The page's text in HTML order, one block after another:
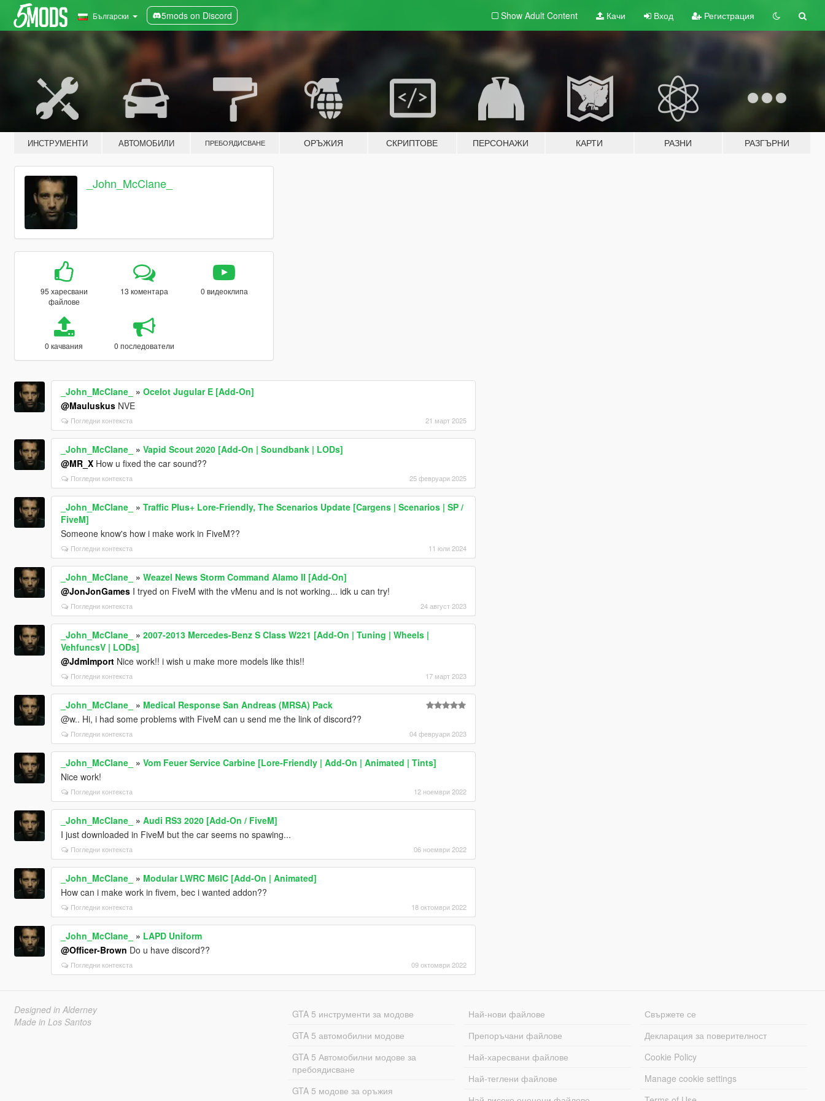
Български 5mods on Discord Show Adult Content Качи Вход Регистрация
ИНСТРУМЕНТИ АВТОМОБИЛИ ПРЕБОЯДИСВАНЕ ОРЪЖИЯ СКРИПТОВЕ ПЕРСОНАЖИ КАРТИ РАЗНИ РАЗГЪРНИ
_John_McClane_
95 харесвани
файлове
13 коментара 0 видеоклипа
0 качвания 0 последователи
_John_McClane_ » Ocelot Jugular E [Add-On]
@MauluskusNVE
Погледни контекста 21 март 2025
_John_McClane_ » Vapid Scout 2020 [Add-On | Soundbank | LODs]
@MR_XHow u fixed the car sound??
Погледни контекста 25 февруари 2025
_John_McClane_ » Traffic Plus+ Lore-Friendly, The Scenarios Update [Cargens | Scenarios | SP /
FiveM]
Someone know's how i make work in FiveM??
Погледни контекста 11 юли 2024
_John_McClane_ » Weazel News Storm Command Alamo II [Add-On]
@JonJonGamesI tryed on FiveM with the vMenu and is not working... idk u can try!
Погледни контекста 24 август 2023
_John_McClane_ » 2007-2013 Mercedes-Benz S Class W221 [Add-On | Tuning | Wheels |
VehfuncsV | LODs]
@JdmImportNice work!! i wish u make more models like this!!
Погледни контекста 17 март 2023
_John_McClane_ » Medical Response San Andreas (MRSA) Pack
@w.. Hi, i had some problems with FiveM can u send me the link of discord??
Погледни контекста 04 февруари 2023
_John_McClane_ » Vom Feuer Service Carbine [Lore-Friendly | Add-On | Animated | Tints]
Nice work!
Погледни контекста 12 ноември 2022
_John_McClane_ » Audi RS3 2020 [Add-On / FiveM]
I just downloaded in FiveM but the car seems no spawing...
Погледни контекста 06 ноември 2022
_John_McClane_ » Modular LWRC M6IC [Add-On | Animated]
How can i make work in fivem, bec i wanted addon??
Погледни контекста 18 октомври 2022
_John_McClane_ » LAPD Uniform
@Officer-Brown Do u have discord??
Погледни контекста 09 октомври 2022
Designed in Alderney
Made in Los Santos
GTA 5 инструменти за модове
GTA 5 автомобилни модове
GTA 5 Автомобилни модове за
пребоядисване
GTA 5 модове за оръжия
Най-нови файлове
Препоръчани файлове
Най-харесвани файлове
Най-теглени файлове
Свържете се
Декларация за поверителност
Cookie Policy
Manage cookie settings